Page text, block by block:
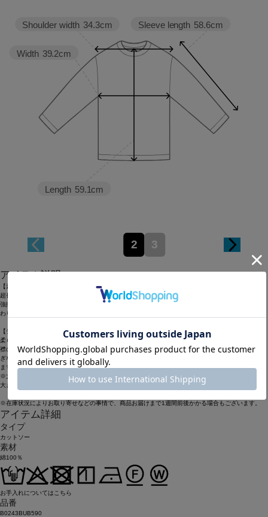
Sleeve length 58.6cm
Length 59.1cm
Width 39.2cm
Shoulder width 34.3cm
2 3
アイテム説明
【素材】
超長綿スーピマ原料の中でも、細番手の糸を使用した強撚の繊細なテレコです。
強撚糸なので肌にはりつきにくく、サラリとしたタッチが特徴です。薄く繊細な素材ですが、ふん
わりと柔らかくもあり、透けすぎない程よい肉感なので淡色でも安心して着用できます。
【デザイン】
柔らかいジャージのハイネックインナーです。
襟の高さも高過ぎず、素材も綿なので初秋から冬本番まで活躍するインナーです。体にはりつき過
ぎないサイズ感も大人の女性に嬉しいポイント。1枚あれば今年らしいレイヤードスタイルが決まり
ます。
※大きいサイズ品番も展開中
大きいサイズ品番：
※在庫状況によりお取り寄せなどの事情で、商品お届けまで1週間前後かかる場合もございます。
アイテム詳細
タイプ
カットソー
素材
綿100％
お手入れについてはこちら
品番
B0243BUB590